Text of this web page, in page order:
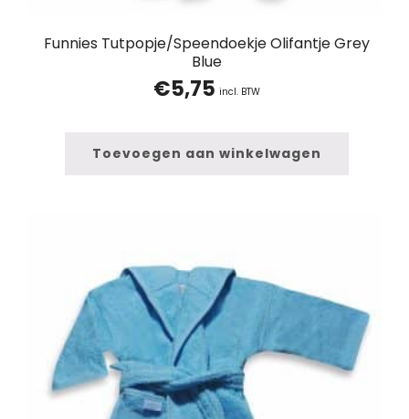
Funnies Tutpopje/Speendoekje Olifantje Grey
Blue
€5,75 incl. BTW
Toevoegen aan winkelwagen